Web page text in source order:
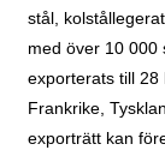
stål,
med över 10 000
exporterats till 28
Frankrike,
exporträtt kan